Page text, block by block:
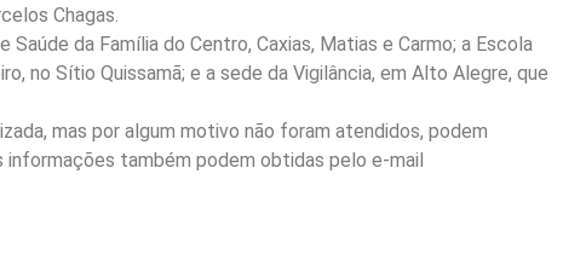
Chagas.
da Família do Centro, Caxias, Matias e Carmo; a Escola
no Sítio Quissamã; e a sede da Vigilância, em Alto Alegre, que
mas por algum motivo não foram atendidos, podem
também podem obtidas pelo e-mail